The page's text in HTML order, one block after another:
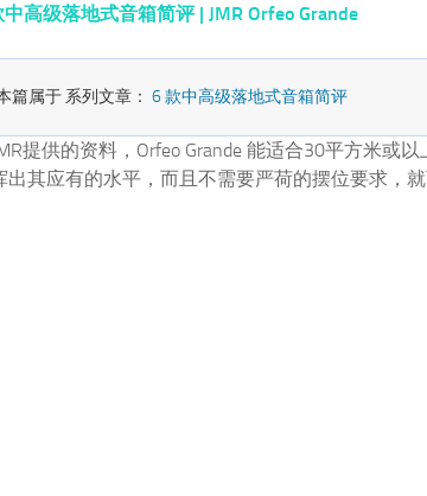
中高级落地式音箱简评 | JMR Orfeo Grande
篇属于 系列文章：6 款中高级落地式音箱简评
提供的资料，Orfeo Grande 能适合30平方米或
出其应有的水平，而且不需要严荷的摆位要求，